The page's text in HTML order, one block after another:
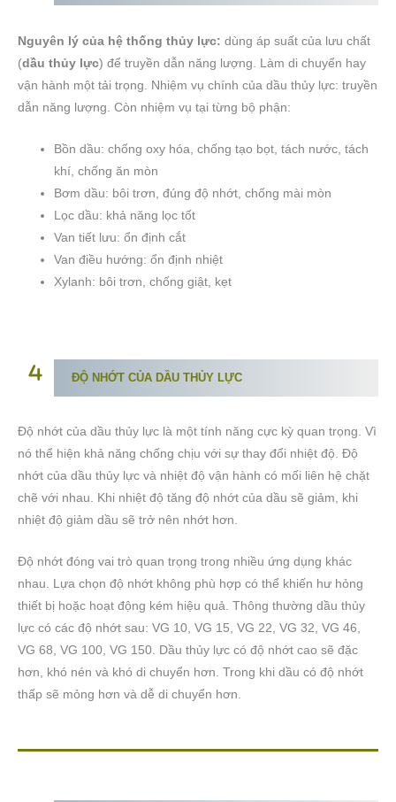
Nguyên lý của hệ thống thủy lực: dùng áp suất của lưu chất
(dầu thủy lực) để truyền dẫn năng lượng. Làm di chuyển hay
vận hành một tải trọng. Nhiệm vụ chính của dầu thủy lực: truyền
dẫn năng lượng. Còn nhiệm vụ tại từng bộ phận:
Bồn dầu: chống oxy hóa, chống tạo bọt, tách nước, tách
khí, chống ăn mòn
Bơm dầu: bôi trơn, đúng độ nhớt, chống mài mòn
Lọc dầu: khả năng lọc tốt
Van tiết lưu: ổn định cắt
Van điều hướng: ổn định nhiệt
Xylanh: bôi trơn, chống giật, kẹt
ĐỘ NHỚT CỦA DẦU THỦY LỰC
Độ nhớt của dầu thủy lực là một tính năng cực kỳ quan trọng. Vì
nó thể hiện khả năng chống chịu với sự thay đổi nhiệt độ. Độ
nhớt của dầu thủy lực và nhiệt độ vận hành có mối liên hệ chặt
chẽ với nhau. Khi nhiệt độ tăng độ nhớt của dầu sẽ giảm, khi
nhiệt độ giảm dầu sẽ trở nên nhớt hơn.
Độ nhớt đóng vai trò quan trọng trong nhiều ứng dụng khác
nhau. Lựa chọn độ nhớt không phù hợp có thể khiến hư hỏng
thiết bị hoặc hoạt động kém hiệu quả. Thông thường dầu thủy
lực có các độ nhớt sau: VG 10, VG 15, VG 22, VG 32, VG 46,
VG 68, VG 100, VG 150. Dầu thủy lực có độ nhớt cao sẽ đặc
hơn, khó nén và khó di chuyển hơn. Trong khi dầu có độ nhớt
thấp sẽ mỏng hơn và dễ di chuyển hơn.